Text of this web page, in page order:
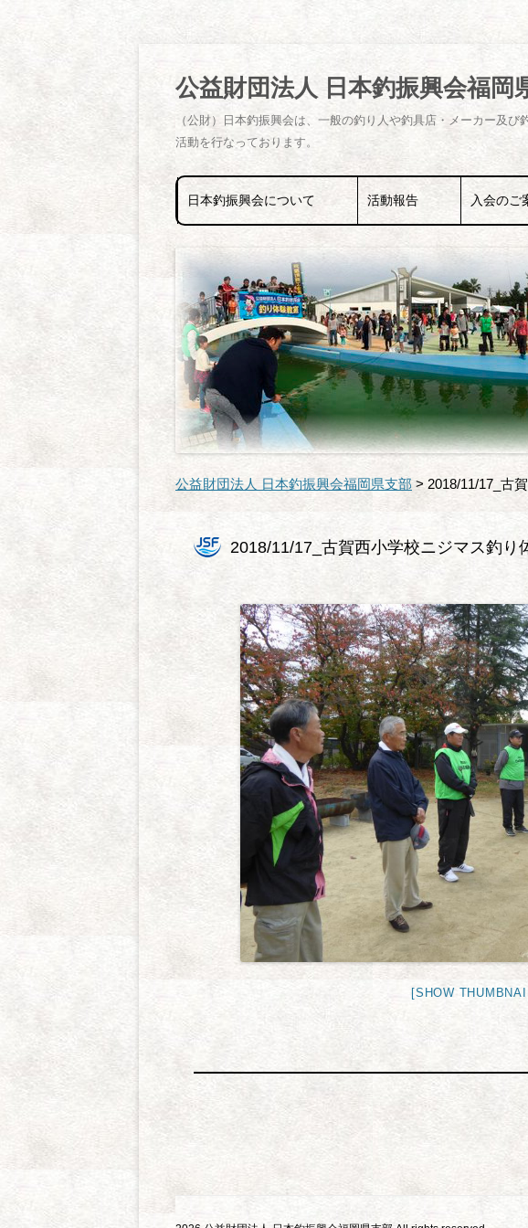
公益財団法人 日本釣振興会福岡
（公財）日本釣振興会は、一般の釣り人や釣具店・メーカー及
活動を行なっております。
日本釣振興会について
支部長挨拶
福岡県支部役員
福岡県支部会員リスト
活動報告
釣り体験教室
稚魚放流活動
クリーンアップ活動
入会のご
公益財団法人 日本釣振興会福岡県支部 > 2018/11/17_古
2018/11/17_古賀西小学校ニジマス釣り
[SHOW